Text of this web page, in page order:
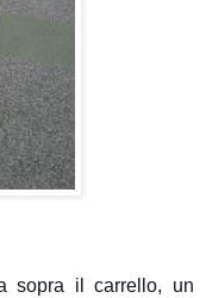
sopra il carrello, un